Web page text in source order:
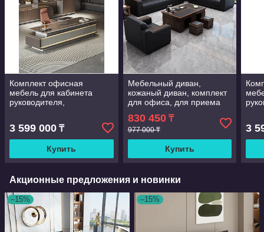
Комплект офисная
мебель для кабинета
руководителя,
экологичный (класс E0), из
дерева
3 599 000 ₸
Купить
Мебельный диван,
кожаный диван, комплект
для офиса, для приема
посетителей, диван,
роскошный диван
830 450₸
977 000 ₸
Купить
3
Акционные предложения и новинки
–15% –15%